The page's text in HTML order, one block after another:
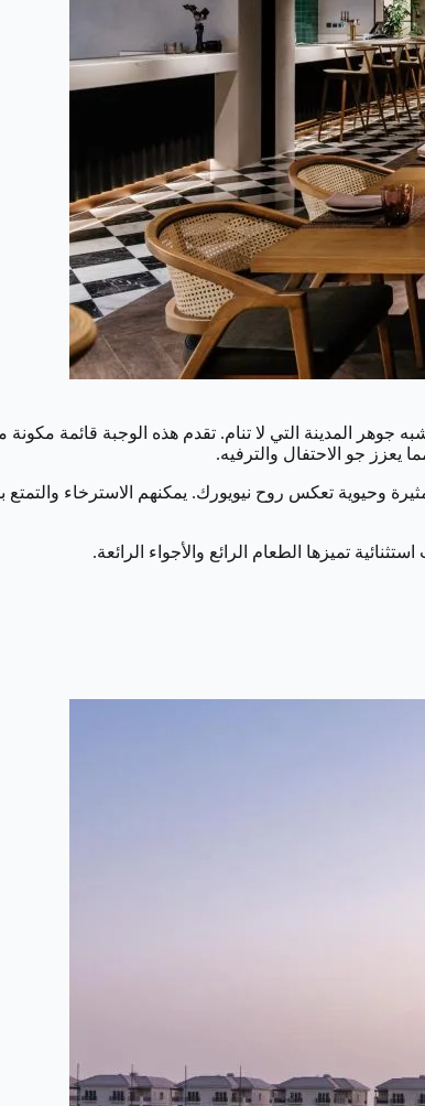
الإفطار المسائية في “42 ميدتاون” تمتاز بتجربة فريدة تشبه جوهر المدينة التي لا تنام. تقدم هذه
يعزز جو الاحتفال والترفيه.
وحيوية تعكس روح نيويورك. يمكنهم الاسترخاء والتمتع
تميزها الطعام الرائع والأجواء الرائعة.